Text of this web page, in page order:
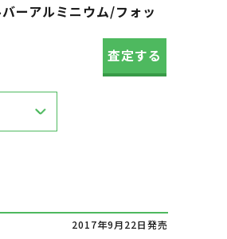
ーアルミニウム/フォッ
査定する
2017年9月22日発売